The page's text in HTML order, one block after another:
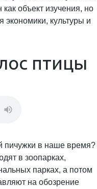
объект изучения, но
экономики, культуры и
птицы
пичужки в наше время?
в зоопарках,
парках, а потом
на обозрение